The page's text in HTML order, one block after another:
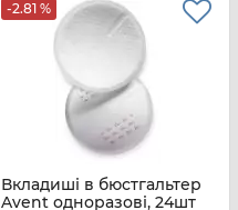
-2.81 %
Вкладиші в бюстгальтер
Avent одноразові, 24шт